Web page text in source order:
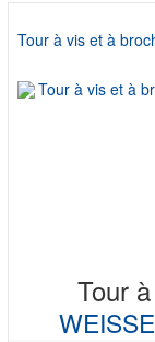
Tour à vis et à
Tour